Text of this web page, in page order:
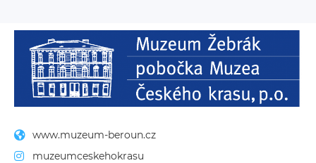
www.muzeum-beroun.cz
muzeumceskehokrasu